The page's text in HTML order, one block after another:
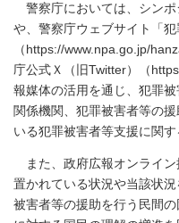
警察庁においては、シン
や、警察庁ウェブサイト「犯
（https://www.npa.go.jp/
庁公式Ｘ（旧Twitter）（
報媒体の活用を通じ、犯罪
関係機関、犯罪被害者等の
いる犯罪被害者等支援に関
また、政府広報オンライ
置かれている状況や当該状
被害者等の援助を行う民間